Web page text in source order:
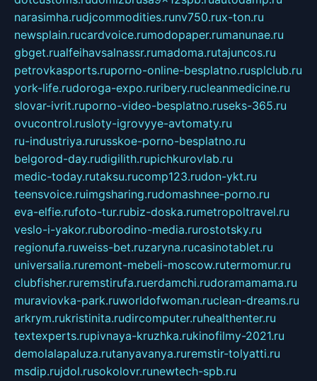
narasimha.rudjcommodities.runv750.rux-ton.ru
newsplain.rucardvoice.rumodopaper.rumanunae.ru
gbget.rualfeihavsalnassr.rumadoma.rutajuncos.ru
petrovkasports.ruporno-online-besplatno.rusplclub.ru
york-life.rudoroga-expo.ruribery.rucleanmedicine.ru
slovar-ivrit.ruporno-video-besplatno.ruseks-365.ru
ovucontrol.rusloty-igrovyye-avtomaty.ru
ru-industriya.rurusskoe-porno-besplatno.ru
belgorod-day.rudigilith.rupichkurovlab.ru
medic-today.rutaksu.rucomp123.rudon-ykt.ru
teensvoice.ruimgsharing.rudomashnee-porno.ru
eva-elfie.rufoto-tur.rubiz-doska.rumetropoltravel.ru
veslo-i-yakor.ruborodino-media.rurostotsky.ru
regionufa.ruweiss-bet.ruzaryna.rucasinotablet.ru
universalia.ruremont-mebeli-moscow.rutermomur.ru
clubfisher.ruremstirufa.ruerdamchi.rudoramamama.ru
muraviovka-park.ruworldofwoman.ruclean-dreams.ru
arkrym.rukristinita.rudircomputer.ruhealthenter.ru
textexperts.rupivnaya-kruzhka.rukinofilmy-2021.ru
demolalapaluza.rutanyavanya.ruremstir-tolyatti.ru
msdip.rujdol.rusokolovr.runewtech-spb.ru